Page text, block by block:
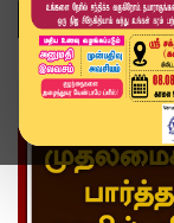
செந்தில் பாலாஜி
வீடியோ ஸ்டோரி